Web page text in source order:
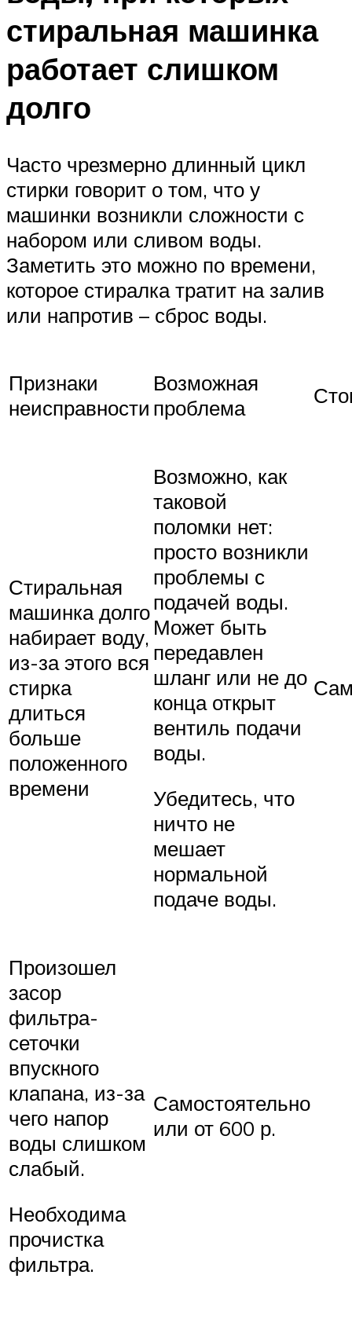
стиральная машинка
работает слишком
долго
Часто чрезмерно длинный цикл
стирки говорит о том, что у
машинки возникли сложности с
набором или сливом воды.
Заметить это можно по времени,
которое стиралка тратит на залив
или напротив – сброс воды.
Признаки
неисправности
Возможная
проблема
Стиральная
машинка долго
набирает воду,
из-за этого вся
стирка
длиться
больше
положенного
времени
Возможно, как
таковой
поломки нет:
просто возникли
проблемы с
подачей воды.
Может быть
передавлен
шланг или не до
конца открыт
вентиль подачи
воды.
Убедитесь, что
ничто не
мешает
нормальной
подаче воды.
Произошел
засор
фильтра-
сеточки
впускного
клапана, из-за
чего напор
воды слишком
слабый.
Необходима
прочистка
фильтра.
Самостоятельно
или от 600 р.